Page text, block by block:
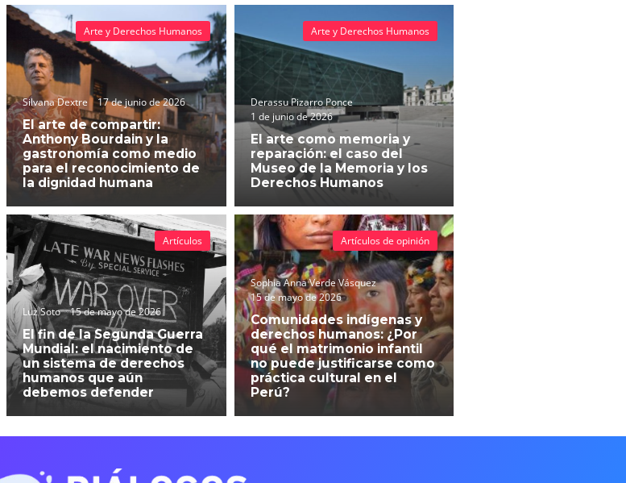
Silvana Dextre 17 de junio de 2026
El arte de compartir:
Anthony Bourdain y la
gastronomía como medio
para el reconocimiento de
la dignidad humana
Arte y Derechos Humanos
Derassu Pizarro Ponce
1 de junio de 2026
El arte como memoria y
reparación: el caso del
Museo de la Memoria y los
Derechos Humanos
Arte y Derechos Humanos
Luz Soto 15 de mayo de 2026
El fin de la Segunda Guerra
Mundial: el nacimiento de
un sistema de derechos
humanos que aún
debemos defender
Artículos
Sophia Anna Verde Vásquez
15 de mayo de 2026
Comunidades indígenas y
derechos humanos: ¿Por
qué el matrimonio infantil
no puede justificarse como
práctica cultural en el
Perú?
Artículos de opinión